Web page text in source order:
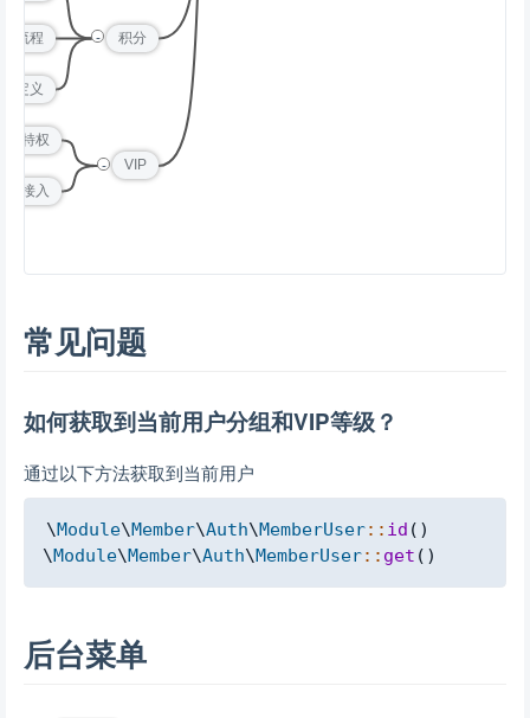
- 积分
流程
定义
- VIP
VIP特权
据接入
常见问题
如何获取到当前用户分组和VIP等级？
通过以下方法获取到当前用户
\Module\Member\Auth\MemberUser:: id ( )
\Module\Member\Auth\MemberUser:: get ( )
后台菜单